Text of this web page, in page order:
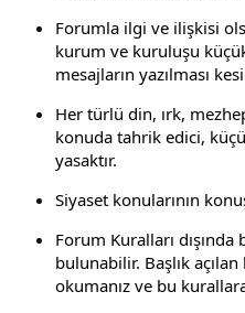
Forumla ilgi ve ilişkisi
kurum ve kuruluşu
mesajların yazılması
Her türlü din, ırk,
konuda tahrik edici,
yasaktır.
Siyaset konularının
Forum Kuralları
bulunabilir. Başlık
okumanız ve bu